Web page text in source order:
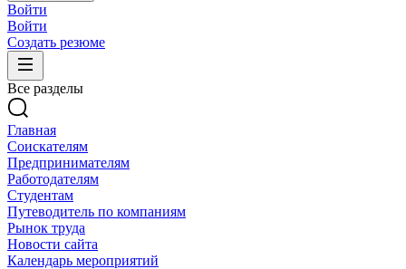
Войти
Войти
Создать резюме
Все разделы
Главная
Соискателям
Предпринимателям
Работодателям
Студентам
Путеводитель по компаниям
Рынок труда
Новости сайта
Календарь мероприятий